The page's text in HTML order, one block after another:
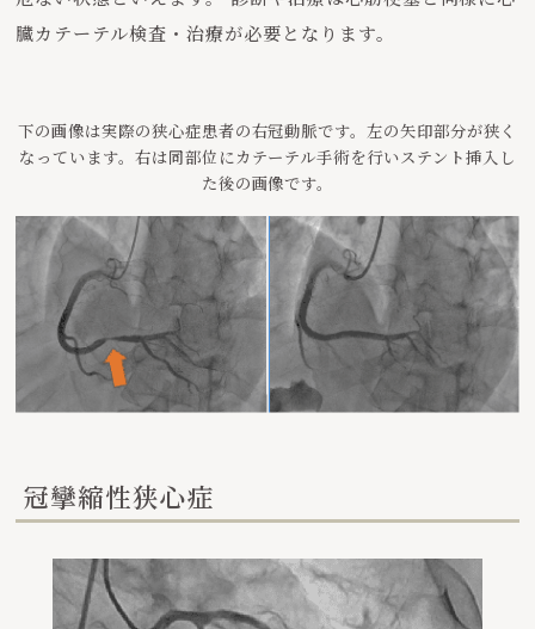
臓カテーテル検査・治療が必要となります。
下の画像は実際の狭心症患者の右冠動脈です。左の矢印部分が狭く
なっています。右は同部位にカテーテル手術を行いステント挿入し
た後の画像です。
冠攣縮性狭心症